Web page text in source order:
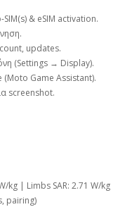
& eSIM activation.
updates.
(Settings → Display).
Game Assistant).
screenshot.
kg | Limbs SAR: 2.71 W/kg
pairing)